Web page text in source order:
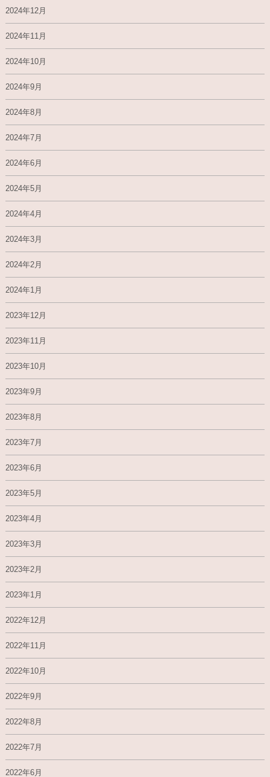
2024年12月
2024年11月
2024年10月
2024年9月
2024年8月
2024年7月
2024年6月
2024年5月
2024年4月
2024年3月
2024年2月
2024年1月
2023年12月
2023年11月
2023年10月
2023年9月
2023年8月
2023年7月
2023年6月
2023年5月
2023年4月
2023年3月
2023年2月
2023年1月
2022年12月
2022年11月
2022年10月
2022年9月
2022年8月
2022年7月
2022年6月